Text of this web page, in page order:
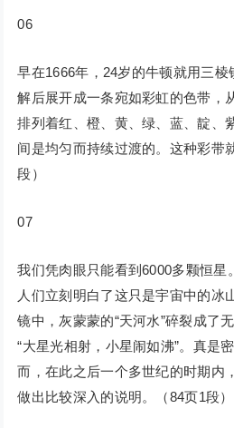
06
早在1666年，24岁的牛顿就用三
解后展开成一条宛如彩虹的色带，
排列着红、橙、黄、绿、蓝、靛、
间是均匀而持续过渡的。这种彩带
段）
07
我们凭肉眼只能看到6000多颗恒星
人们立刻明白了这只是宇宙中的冰
镜中，灰蒙蒙的“天河水”碎裂成了
“大星光相射，小星闹如沸”。真是
而，在此之后一个多世纪的时期内
做出比较深入的说明。（84页1段）